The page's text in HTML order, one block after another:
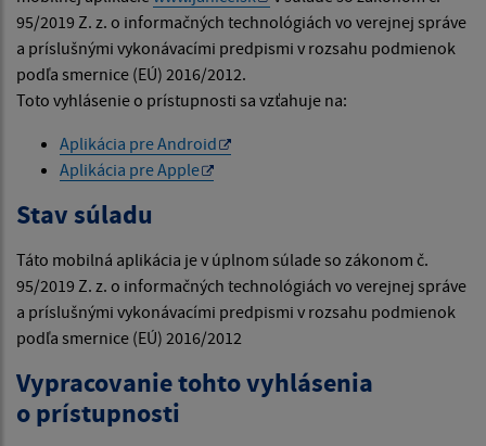
95/2019 Z. z. o informačných technológiách vo verejnej správe
a príslušnými vykonávacími predpismi v rozsahu podmienok
podľa smernice (EÚ) 2016/2012.
Toto vyhlásenie o prístupnosti sa vzťahuje na:
Aplikácia pre Android
Aplikácia pre Apple
Stav súladu
Táto mobilná aplikácia je v úplnom súlade so zákonom č.
95/2019 Z. z. o informačných technológiách vo verejnej správe
a príslušnými vykonávacími predpismi v rozsahu podmienok
podľa smernice (EÚ) 2016/2012
Vypracovanie tohto vyhlásenia
o prístupnosti